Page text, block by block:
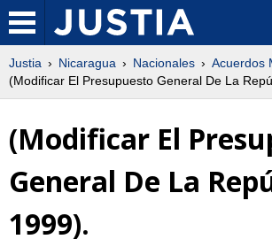
Justia Nicaragua Nacionales
Acuerdos
(Modificar El Presupuesto General De La
(Modificar El
General De La
1999).